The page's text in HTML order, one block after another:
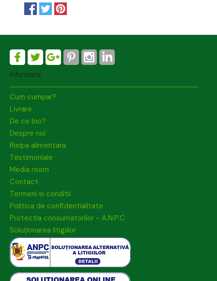
Informatii
Cum cumpar?
Livrare
De ce bio?
Despre noi
Risipa alimentara
Testimoniale
Media room
Contact
Termeni si conditii
Politica de confidentialitate
Protectia consumatorilor - A.N.P.C
Soluționarea litigiilor